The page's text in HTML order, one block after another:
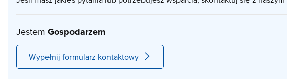
Jestem Gospodarzem
Wypełnij formularz kontaktowy